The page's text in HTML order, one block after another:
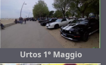
Urtos 1° Maggio